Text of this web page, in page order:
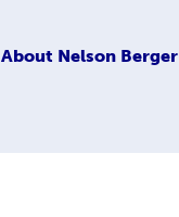
About Nelson Berger